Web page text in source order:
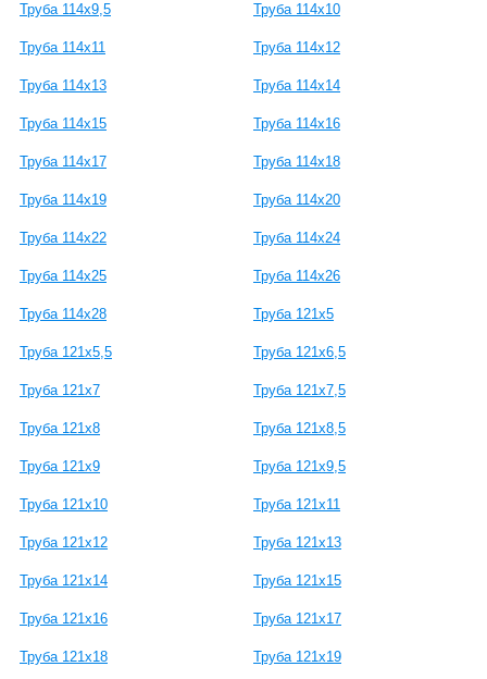
Труба 114x9,5 Труба 114x10
Труба 114x11 Труба 114x12
Труба 114x13 Труба 114x14
Труба 114x15 Труба 114x16
Труба 114x17 Труба 114x18
Труба 114x19 Труба 114x20
Труба 114x22 Труба 114x24
Труба 114x25 Труба 114x26
Труба 114x28 Труба 121х5
Труба 121х5,5 Труба 121х6,5
Труба 121х7 Труба 121х7,5
Труба 121х8 Труба 121х8,5
Труба 121х9 Труба 121х9,5
Труба 121х10 Труба 121х11
Труба 121х12 Труба 121х13
Труба 121х14 Труба 121х15
Труба 121х16 Труба 121х17
Труба 121х18 Труба 121х19